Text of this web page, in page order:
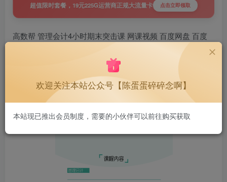
超值限时套餐，19元225G运营商正规大流量卡 点击立即领取
高数帮 管理会计4小时期末突击课 网课视频 百度网盘 百度
欢迎关注本站公众号【陈蛋蛋碎碎念啊】
本站现已推出会员制度，需要的小伙伴可以前往购买获取